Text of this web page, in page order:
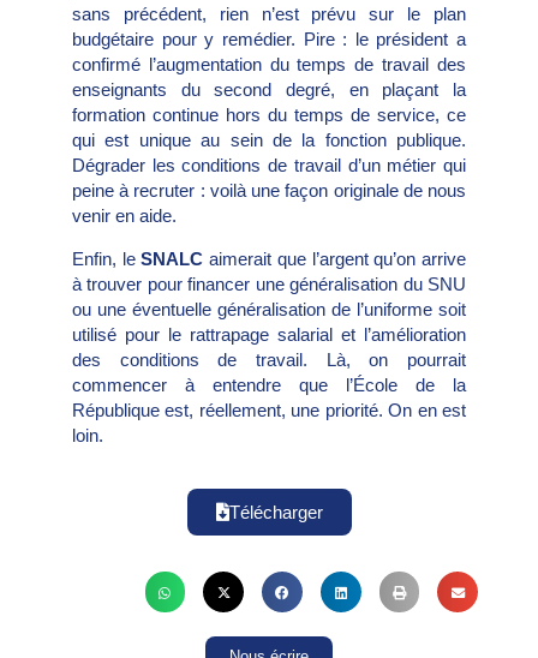
sans précédent, rien n’est prévu sur le plan
budgétaire pour y remédier. Pire : le président a
confirmé l’augmentation du temps de travail des
enseignants du second degré, en plaçant la
formation continue hors du temps de service, ce
qui est unique au sein de la fonction publique.
Dégrader les conditions de travail d’un métier qui
peine à recruter : voilà une façon originale de nous
venir en aide.
Enfin, leSNALC aimerait que l’argent qu’on arrive
à trouver pour financer une généralisation du SNU
ou une éventuelle généralisation de l’uniforme soit
utilisé pour le rattrapage salarial et l’amélioration
des conditions de travail. Là, on pourrait
commencer à entendre que l’École de la
République est, réellement, une priorité. On en est
loin.
Télécharger